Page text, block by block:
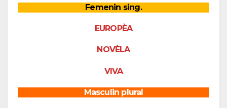
Femenin sing.
EUROPÈA
NOVÈLA
VIVA
Masculin plural